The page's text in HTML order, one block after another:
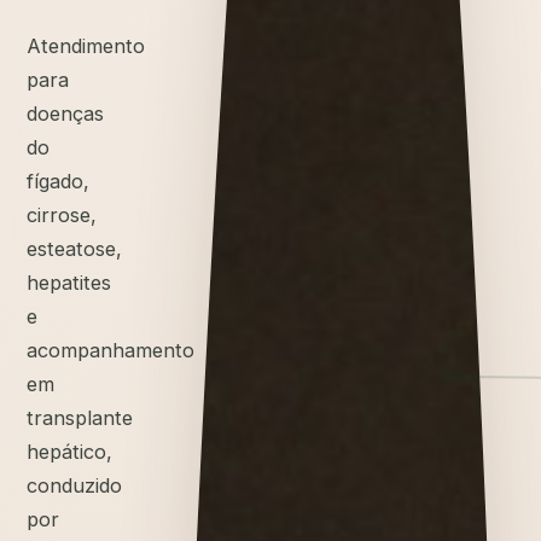
Atendimento
para
doenças
do
fígado,
cirrose,
esteatose,
hepatites
e
acompanhamento
em
transplante
hepático,
conduzido
por